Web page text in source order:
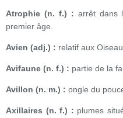
Atrophie (n. f.) : arrêt dans
premier âge.
Avien (adj.) : relatif aux
Avifaune (n. f.) : partie de la
Avillon (n. m.) : ongle du
Axillaires (n. f.) : plumes